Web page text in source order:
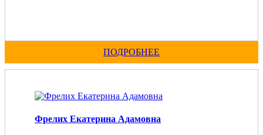
ПОДРОБНЕЕ
Фрелих Екатерина Адамовна